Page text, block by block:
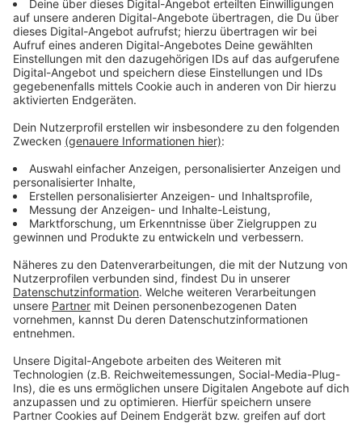
7./8. Oktober:Die Bundesländer beschließen ein
Beherbergungsverbot für Urlauber aus
inländischen Risikogebieten.
22. Oktober: Die Zahl der Neuinfektionen binnen
eines Tages hat erstmals den Wert von 10 000
überschritten. Das Robert Koch-Institut (RKI)
macht vor allem private Treffen dafür
verantwortlich.
2. November: Ein Teil-Lockdown mit
Einschränkungen bei Kontakten und
Freizeitaktivitäten soll die zweite Infektionswelle
brechen.
9. November:Als erste westliche Hersteller
veröffentlichen Biontech und der US-
Pharmakonzern Pfizer vielversprechende
Ergebnisse einer für die Zulassung ihres Corona-
Impfstoffs entscheidenden Studie.
18. November:
Berlin machen Bundestag und Bundesrat den Weg
für Änderungen im Infektionsschutzgesetz frei.
25. November:Die Beschränkungen für
persönliche Kontakte werden für weitere Wochen